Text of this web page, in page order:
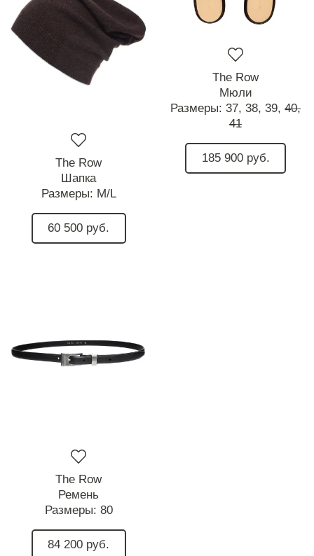
The Row
Шапка
Размеры: M/L
60 500 руб.
The Row
Мюли
Размеры: 37, 38, 39, 40,
41
185 900 руб.
The Row
Ремень
Размеры: 80
84 200 руб.